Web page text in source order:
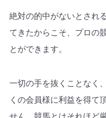
絶対の的中がないとされ
てきたからこそ、プロの
とができます。
一切の手を抜くことなく
くの会員様に利益を得て
せん。競馬とはそれほど